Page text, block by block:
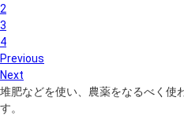
2
3
4
Previous
Next
堆肥などを使い、農薬をなるべく使
す。